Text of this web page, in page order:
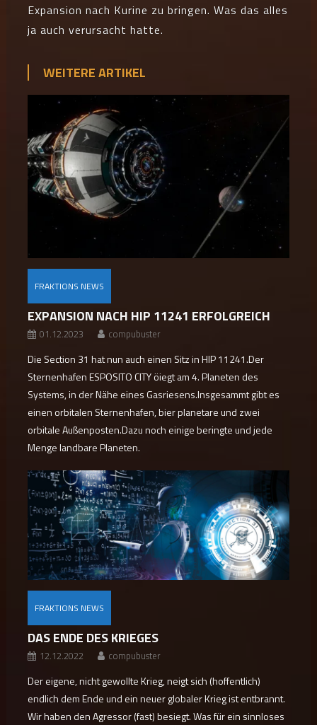
Expansion nach Kurine zu bringen. Was das alles
ja auch verursacht hatte.
WEITERE ARTIKEL
FRAKTIONS NEWS
EXPANSION NACH HIP 11241 ERFOLGREICH
01.12.2023 compubuster
Die Section 31 hat nun auch einen Sitz in HIP 11241.Der
Sternenhafen ESPOSITO CITY öiegt am 4. Planeten des
Systems, in der Nähe eines Gasriesens.Insgesammt gibt es
einen orbitalen Sternenhafen, bier planetare und zwei
orbitale Außenposten.Dazu noch einige beringte und jede
Menge landbare Planeten.
FRAKTIONS NEWS
DAS ENDE DES KRIEGES
12.12.2022 compubuster
Der eigene, nicht gewollte Krieg, neigt sich (hoffentlich)
endlich dem Ende und ein neuer globaler Krieg ist entbrannt.
Wir haben den Agressor (fast) besiegt. Was für ein sinnloses